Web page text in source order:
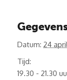
Datum: 24
Tijd:
19.30 - 21.30